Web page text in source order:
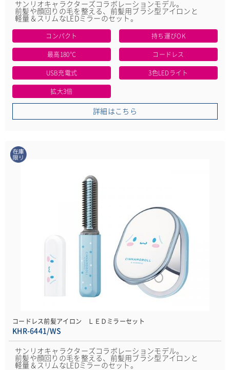
サンリオキャラクターズコラボレーションモデル。
前髪や顔回りの毛を整える、前髪用ブラシ型アイロンと
軽量＆スリムなLEDミラーのセット。
コンパクト 持ち運びOK
最高180℃ コードレス
USB充電式 3色LEDライト
拡大3倍
詳細はこちら
コードレス前髪アイロン ＬＥＤミラーセット
KHR-6441/WS
サンリオキャラクターズコラボレーションモデル。
前髪や顔回りの毛を整える、前髪用ブラシ型アイロンと
軽量＆スリムなLEDミラーのセット。